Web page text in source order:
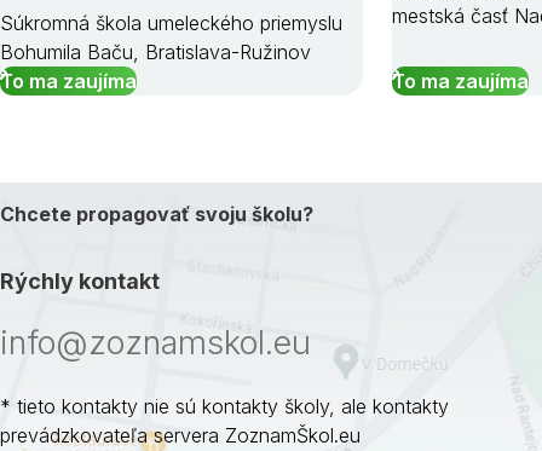
Súkromná škola umeleckého priemyslu
Bohumila Baču, Bratislava-Ružinov
To ma zaujíma
mestská časť
To ma zaujíma
Chcete propagovať svoju školu?
Rýchly kontakt
info@zoznamskol.eu
* tieto kontakty nie sú kontakty školy, ale kontakty
prevádzkovateľa servera ZoznamŠkol.eu